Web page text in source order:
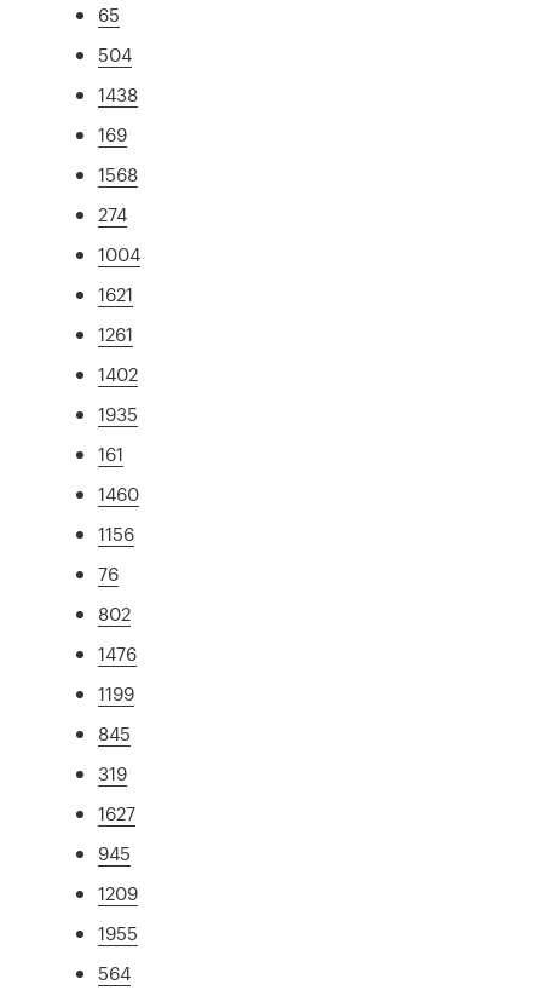
65
504
1438
169
1568
274
1004
1621
1261
1402
1935
161
1460
1156
76
802
1476
1199
845
319
1627
945
1209
1955
564